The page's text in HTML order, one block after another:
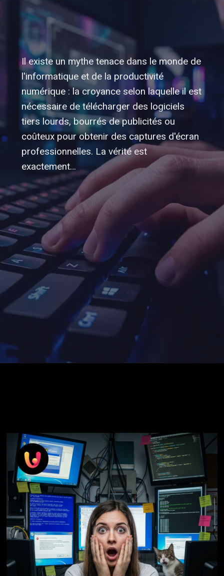
Il existe un mythe tenace dans le monde de
l'informatique et de la productivité
numérique : la croyance selon laquelle il est
nécessaire de télécharger des logiciels
tiers lourds, bourrés de publicités ou
coûteux pour obtenir des captures d'écran
professionnelles. La vérité est
exactement…